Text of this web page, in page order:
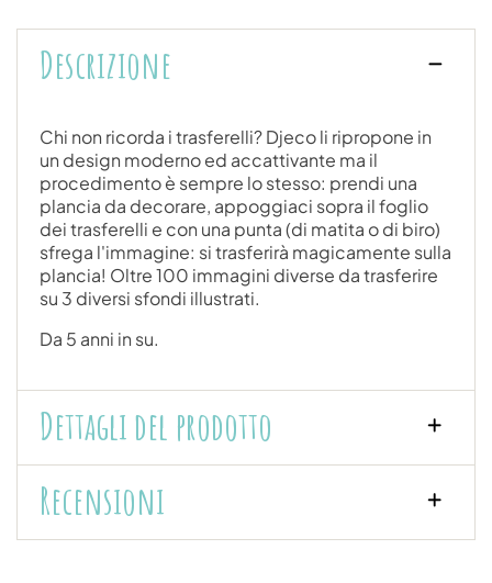
Descrizione
Chi non ricorda i trasferelli? Djeco li ripropone in
un design moderno ed accattivante ma il
procedimento è sempre lo stesso: prendi una
plancia da decorare, appoggiaci sopra il foglio
dei trasferelli e con una punta (di matita o di biro)
sfrega l'immagine: si trasferirà magicamente sulla
plancia! Oltre 100 immagini diverse da trasferire
su 3 diversi sfondi illustrati.
Da 5 anni in su.
Dettagli del prodotto
Recensioni